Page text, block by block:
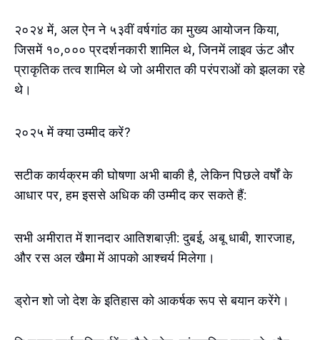
२०२४ में, अल ऐन ने ५३वीं वर्षगांठ का मुख्य आयोजन किया,
जिसमें १०,००० प्रदर्शनकारी शामिल थे, जिनमें लाइव ऊंट और
प्राकृतिक तत्व शामिल थे जो अमीरात की परंपराओं को झलका रहे
थे।
२०२५ में क्या उम्मीद करें?
सटीक कार्यक्रम की घोषणा अभी बाकी है, लेकिन पिछले वर्षों के
आधार पर, हम इससे अधिक की उम्मीद कर सकते हैं:
सभी अमीरात में शानदार आतिशबाज़ी: दुबई, अबू धाबी, शारजाह,
और रस अल खैमा में आपको आश्चर्य मिलेगा।
ड्रोन शो जो देश के इतिहास को आकर्षक रूप से बयान करेंगे।